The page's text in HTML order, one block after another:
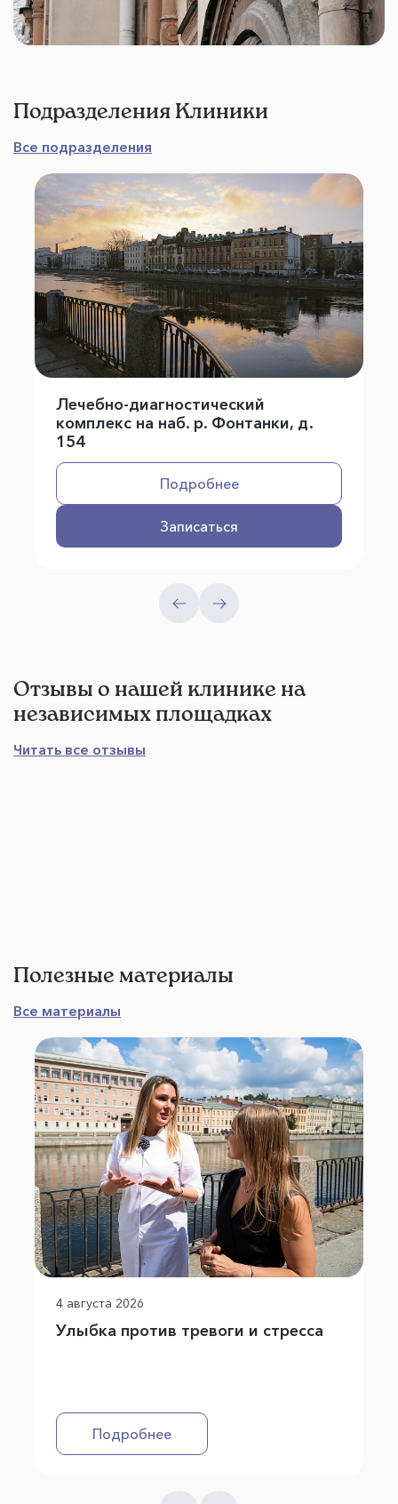
Подразделения Клиники
Все подразделения
Лечебно-диагностический
комплекс на наб. р. Фонтанки, д.
154
Подробнее
Записаться
Отзывы о нашей клинике на
независимых площадках
Читать все отзывы
Полезные материалы
Все материалы
4 августа 2026
Улыбка против тревоги и стресса
Подробнее